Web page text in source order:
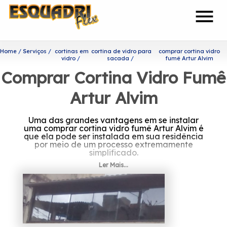
menu
Home Serviços
cortinas em
vidro
cortina de vidro para
sacada
comprar cortina vidro
fumê Artur Alvim
Comprar Cortina Vidro Fumê
Artur Alvim
Uma das grandes vantagens em se instalar
uma comprar cortina vidro fumê Artur Alvim é
que ela pode ser instalada em sua residência
por meio de um processo extremamente
simplificado.
Onde encontrar comprar
cortina vidro fumê Artur
Alvim?
Prezando por trabalhar sempre com os seus
valores principais como o comprometimento
Ler Mais...